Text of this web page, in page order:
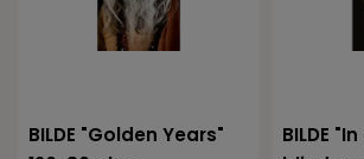
BILDE "Golden Years"
BILDE